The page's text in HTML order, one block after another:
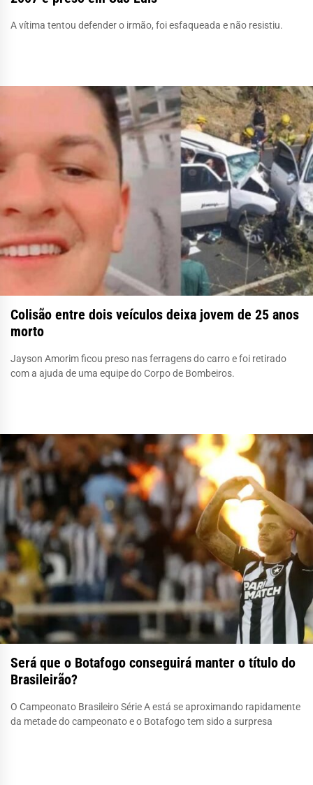
A vítima tentou defender o irmão, foi esfaqueada e não resistiu.
Colisão entre dois veículos deixa jovem de 25 anos
morto
Jayson Amorim ficou preso nas ferragens do carro e foi retirado
com a ajuda de uma equipe do Corpo de Bombeiros.
Será que o Botafogo conseguirá manter o título do
Brasileirão?
O Campeonato Brasileiro Série A está se aproximando rapidamente
da metade do campeonato e o Botafogo tem sido a surpresa